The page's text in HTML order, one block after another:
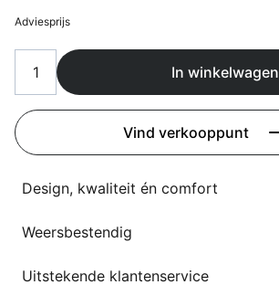
3D modellen
Support
Nieuws
Events
Taalkeuze
Adviesprijs
In winkelwagen
Vind verkooppunt
Design, kwaliteit én comfort
Weersbestendig
Uitstekende klantenservice